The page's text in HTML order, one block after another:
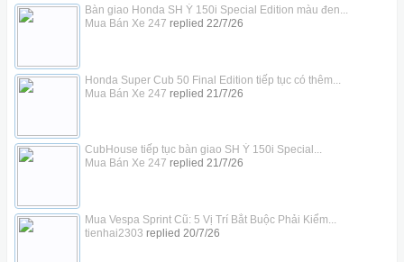
Bàn giao Honda SH Ý 150i Special Edition màu đen...
Mua Bán Xe 247 replied 22/7/26
Honda Super Cub 50 Final Edition tiếp tục có thêm...
Mua Bán Xe 247 replied 21/7/26
CubHouse tiếp tục bàn giao SH Ý 150i Special...
Mua Bán Xe 247 replied 21/7/26
Mua Vespa Sprint Cũ: 5 Vị Trí Bắt Buộc Phải Kiểm...
tienhai2303 replied 20/7/26